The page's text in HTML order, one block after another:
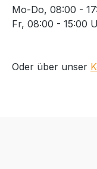
Mo-Do, 08:00 -
Fr, 08:00 - 15:00
Oder über unser